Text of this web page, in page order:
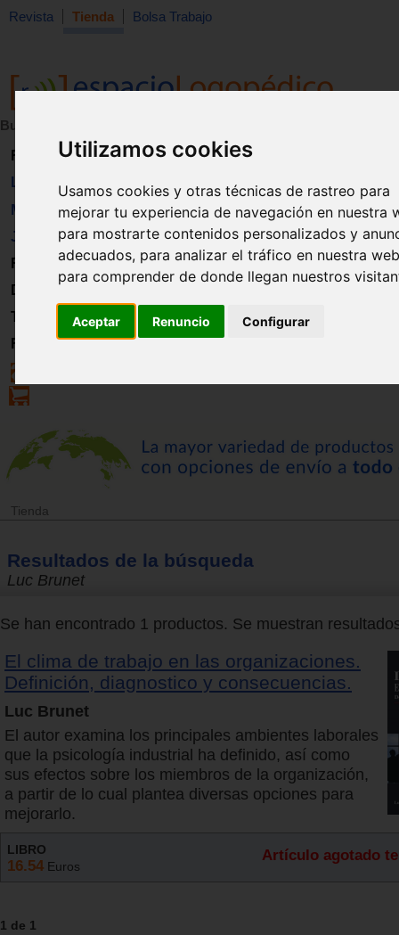
Utilizamos cookies
Usamos cookies y otras técnicas de rastreo para
mejorar tu experiencia de navegación en nuestra
para mostrarte contenidos personalizados y
adecuados, para analizar el tráfico en nuestra
para comprender de donde llegan nuestros
Aceptar Renuncio Configurar
Revista Tienda Bolsa Trabajo
Buscar:
Revista
Libros
Material
Juguetes
Formación
Directorio
Trabajo
Registro
Tienda
Resultados de la búsqueda
Luc Brunet
Se han encontrado 1 productos. Se muestran
El clima de trabajo en las organizaciones.
Definición, diagnostico y consecuencias.
Luc Brunet
El autor examina los principales ambientes laborales
que la psicología industrial ha definido, así como
sus efectos sobre los miembros de la organización,
a partir de lo cual plantea diversas opciones para
mejorarlo.
LIBRO
16.54 Euros
Artículo agotado
1 de 1